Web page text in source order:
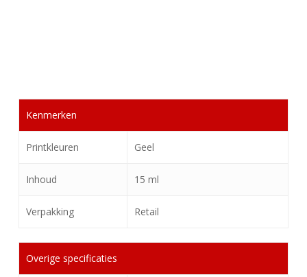
Kenmerken
Printkleuren Geel
Inhoud 15 ml
Verpakking Retail
Overige specificaties